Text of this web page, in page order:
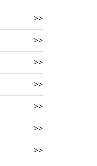
>>
>>
>>
>>
>>
>>
>>